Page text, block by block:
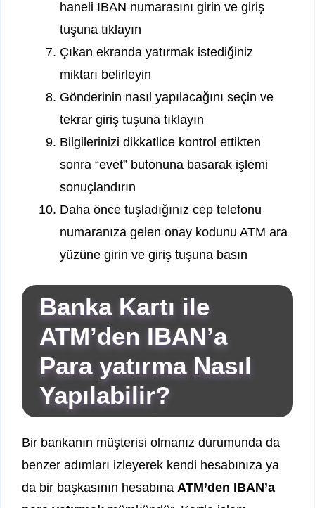
haneli IBAN numarasını girin ve giriş
tuşuna tıklayın
Çıkan ekranda yatırmak istediğiniz
miktarı belirleyin
Gönderinin nasıl yapılacağını seçin ve
tekrar giriş tuşuna tıklayın
Bilgilerinizi dikkatlice kontrol ettikten
sonra “evet” butonuna basarak işlemi
sonuçlandırın
Daha önce tuşladığınız cep telefonu
numaranıza gelen onay kodunu ATM ara
yüzüne girin ve giriş tuşuna basın
Banka Kartı ile
ATM’den IBAN’a
Para yatırma Nasıl
Yapılabilir?
Bir bankanın müşterisi olmanız durumunda da
benzer adımları izleyerek kendi hesabınıza ya
da bir başkasının hesabına ATM’den IBAN’a